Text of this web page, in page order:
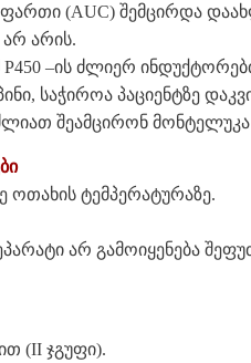
ფართი (AUC) შემცირდა
არის.
–ის ძლიერ
საჭიროა პაციენტზე
შეამცირონ
ოთახის ტემპერატურაზე.
არ გამოიყენება
(II ჯგუფი).